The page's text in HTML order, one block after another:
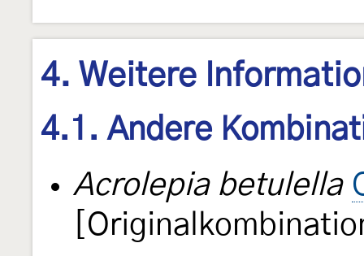
4. Weitere
4.1. Andere
Acrolepia betulella